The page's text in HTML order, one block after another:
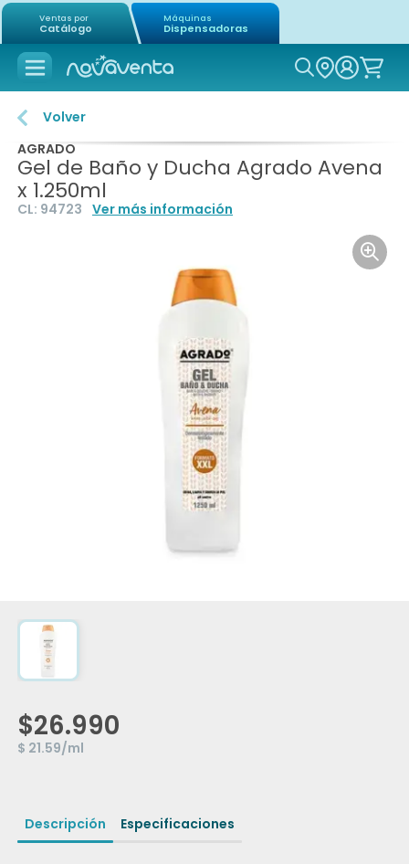
Ventas por
Catálogo
Máquinas
Dispensadoras
Icon of
Volver
AGRADO
Gel de Baño y Ducha Agrado Avena
x 1.250ml
CL: 94723 Ver más información
Icon
$26.990
$ 21.59/ml
Descripción Especificaciones